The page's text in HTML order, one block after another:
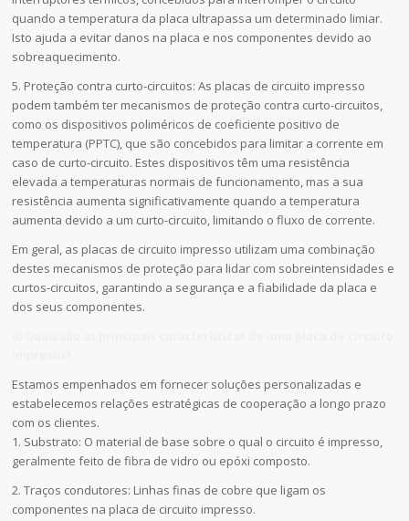
quando a temperatura da placa ultrapassa um determinado limiar.
Isto ajuda a evitar danos na placa e nos componentes devido ao
sobreaquecimento.
5. Proteção contra curto-circuitos: As placas de circuito impresso
podem também ter mecanismos de proteção contra curto-circuitos,
como os dispositivos poliméricos de coeficiente positivo de
temperatura (PPTC), que são concebidos para limitar a corrente em
caso de curto-circuito. Estes dispositivos têm uma resistência
elevada a temperaturas normais de funcionamento, mas a sua
resistência aumenta significativamente quando a temperatura
aumenta devido a um curto-circuito, limitando o fluxo de corrente.
Em geral, as placas de circuito impresso utilizam uma combinação
destes mecanismos de proteção para lidar com sobreintensidades e
curtos-circuitos, garantindo a segurança e a fiabilidade da placa e
dos seus componentes.
Estamos empenhados em fornecer soluções personalizadas e
estabelecemos relações estratégicas de cooperação a longo prazo
com os clientes.
1. Substrato: O material de base sobre o qual o circuito é impresso,
geralmente feito de fibra de vidro ou epóxi composto.
2. Traços condutores: Linhas finas de cobre que ligam os
componentes na placa de circuito impresso.